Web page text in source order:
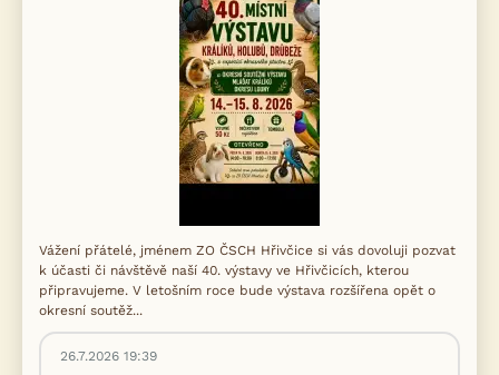
Vážení přátelé, jménem ZO ČSCH Hřivčice si vás dovoluji pozvat
k účasti či návštěvě naší 40. výstavy ve Hřivčicích, kterou
připravujeme. V letošním roce bude výstava rozšířena opět o
okresní soutěž...
26.7.2026 19:39